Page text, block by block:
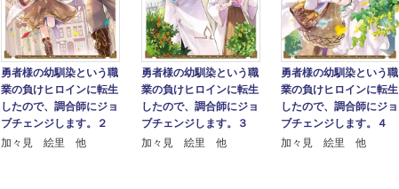
勇者様の幼馴染という職
業の負けヒロインに転生
したので、調合師にジョ
ブチェンジします。２
加々見 絵里 他
勇者様の幼馴染という職
業の負けヒロインに転生
したので、調合師にジョ
ブチェンジします。３
加々見 絵里 他
勇者様の幼馴染という職
業の負けヒロインに転生
したので、調合師にジョ
ブチェンジします。４
加々見 絵里 他